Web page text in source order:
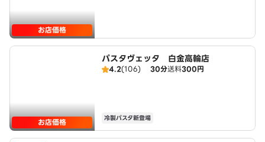
お店価格
お店価格
パスタヴェッタ 白金高輪店
4.2(106) 30分送料300円
冷製パスタ新登場